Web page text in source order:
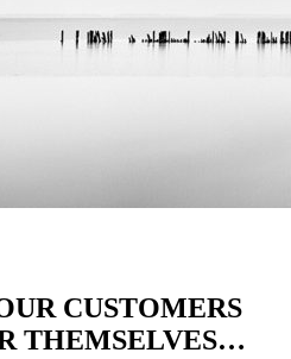
CUSTOMERS
THEMSELVES…